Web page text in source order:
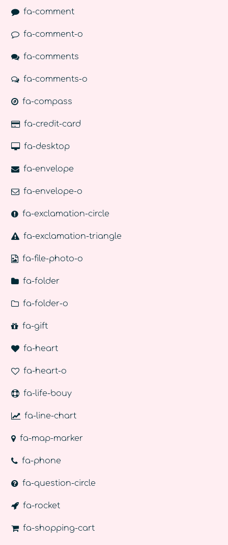
fa-comment
fa-comment-o
fa-comments
fa-comments-o
fa-compass
fa-credit-card
fa-desktop
fa-envelope
fa-envelope-o
fa-exclamation-circle
fa-exclamation-triangle
fa-file-photo-o
fa-folder
fa-folder-o
fa-gift
fa-heart
fa-heart-o
fa-life-bouy
fa-line-chart
fa-map-marker
fa-phone
fa-question-circle
fa-rocket
fa-shopping-cart